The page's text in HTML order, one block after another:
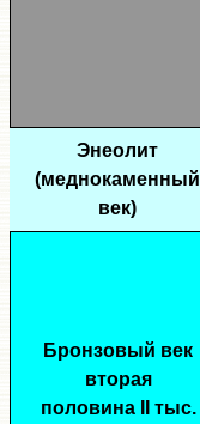
Энеолит
(меднокаменный
век)
Бронзовый век
вторая
половина II тыс.